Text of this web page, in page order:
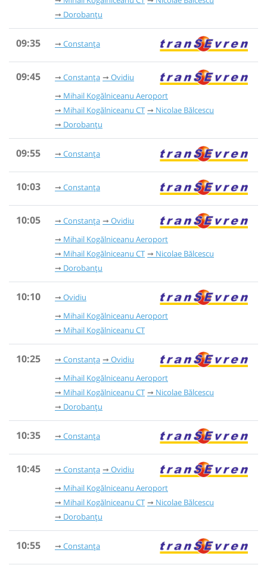
Dorobanțu
09:35 Constanța
09:45 Constanța
Ovidiu
Mihail Kogălniceanu Aeroport
Mihail Kogălniceanu CT
Nicolae Bălcescu
Dorobanțu
09:55 Constanța
10:03 Constanța
10:05 Constanța
Ovidiu
Mihail Kogălniceanu Aeroport
Mihail Kogălniceanu CT
Nicolae Bălcescu
Dorobanțu
10:10
Ovidiu
Mihail Kogălniceanu Aeroport
Mihail Kogălniceanu CT
10:25 Constanța
Ovidiu
Mihail Kogălniceanu Aeroport
Mihail Kogălniceanu CT
Nicolae Bălcescu
Dorobanțu
10:35 Constanța
10:45 Constanța
Ovidiu
Mihail Kogălniceanu Aeroport
Mihail Kogălniceanu CT
Nicolae Bălcescu
Dorobanțu
10:55 Constanța